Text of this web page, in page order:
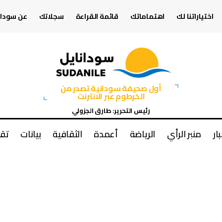
اختياراتنا لك اهتماماتك قائمة القراءة سجلاتك عن
أول صحيفة سودانية تصدر من
الخرطوم عبر الانترنت
رئيس التحرير: طارق الجزولي
منبر الرأي الرياضة أعمدة الثقافية بيانات